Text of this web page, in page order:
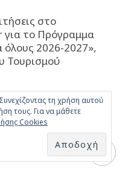
στο
για το Πρόγραμμα
όλους 2026-2027»,
Τουρισμού
Αυθεντικοί
στο Barbounaki
τη χρήση αυτού
τους. Για να μάθετε
Cookies